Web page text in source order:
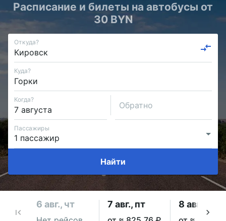
Расписание и билеты на автобусы от
30 BYN
Откуда?
Куда?
Когда?
Обратно
Пассажиры
Найти
6 авг., чт 7 авг., пт 8 авг., сб